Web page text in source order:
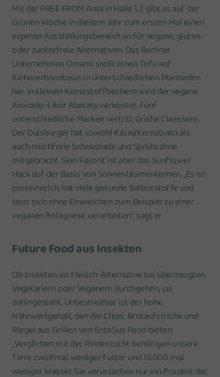
Mit der FREE FROM Area in Halle 1.2 gibt es auf der
Grünen Woche in diesem Jahr zum ersten Mal einen
eigenen Ausstellungsbereich an für vegane, gluten-
oder zuckerfreie Alternativen. Das Berliner
Unternehmen Omami stellt einen Tofu auf
Kichererbsenbasis in unterschiedlichen Marinaden
her. In kleinen Kunststoffbechern wird der vegane
Avocado-Likör Abacaty verkostet. Fünf
unterschiedliche Marken vertritt Grisha Claessens.
Der Duisburger hat sowohl Käsealternativen als
auch milchfreie Schokolade und Sprühsahne
mitgebracht. Sein Favorit ist aber das Sunflower
Hack auf der Basis von Sonnenblumenkernen. „Es ist
proteinreich, hat viele gesunde Ballaststoffe und
lässt sich ohne Einweichen zum Beispiel zu einer
veganen Bolognese verarbeiten“, sagt er.
Future Food aus Insekten
Ob Insekten als Fleisch-Alternative bei überzeugten
Vegetariern oder Veganern durchgehen, sei
dahingestellt. Unbestreitbar ist der hohe
Nährwertgehalt, den die Chips, Brotaufstriche und
Riegel aus Grillen von EntoSus Food bieten.
„Verglichen mit der Rinderzucht benötigen unsere
Tiere zwölfmal weniger Futter und 15.000 mal
weniger Wasser. Sie verursachen nur ein Prozent der